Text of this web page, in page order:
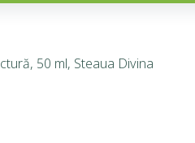
50 ml, Steaua Divina